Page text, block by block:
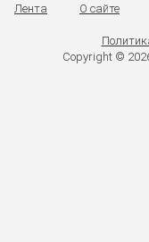
Лента О сайте
Copyright ©